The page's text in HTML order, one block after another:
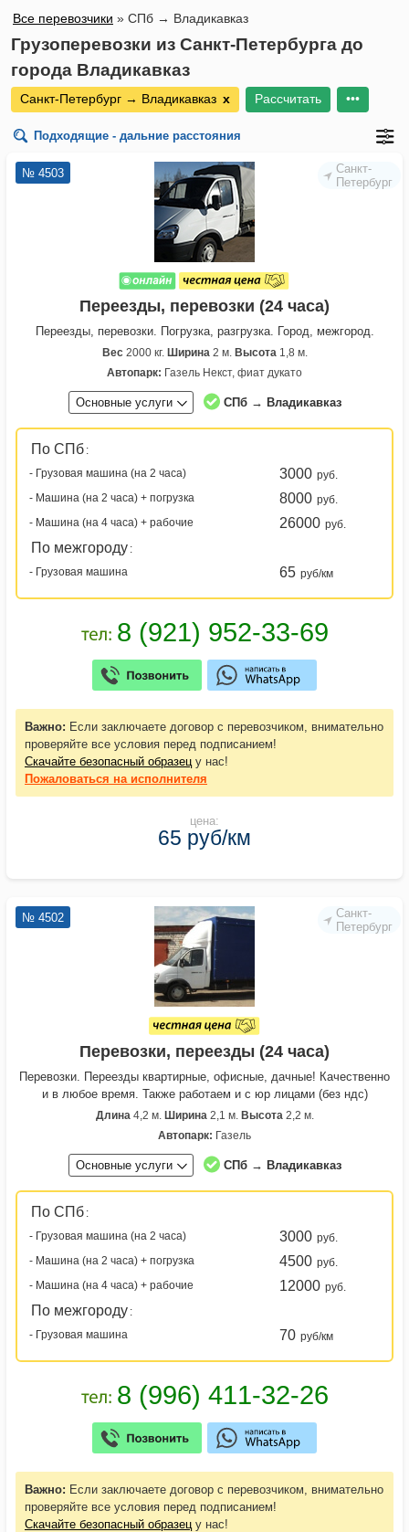
Все перевозчики » СПб → Владикавказ
Грузоперевозки из Санкт-Петербурга до
города Владикавказ
Санкт-Петербург → Владикавказ х Рассчитать •••
Подходящие - дальние расстояния
Санкт-
Петербург
№ 4503
Переезды, перевозки (24 часа)
Переезды, перевозки. Погрузка, разгрузка. Город, межгород.
Вес2000 кг. Ширина2 м. Высота1,8 м.
Автопарк: Газель Некст, фиат дукато
Основные услуги СПб → Владикавказ
По СПб :
- Грузовая машина (на 2 часа)
3000 руб.
- Машина (на 2 часа) + погрузка
8000 руб.
- Машина (на 4 часа) + рабочие
26000 руб.
По межгороду :
- Грузовая машина
65 руб/км
Важно: Если заключаете договор с перевозчиком, внимательно
проверяйте все условия перед подписанием!
Скачайте безопасный образецу нас!
Пожаловаться на исполнителя
цена:
65 руб/км
Санкт-
Петербург
№ 4502
Перевозки, переезды (24 часа)
Перевозки. Переезды квартирные, офисные, дачные! Качественно
и в любое время. Также работаем и с юр лицами (без ндс)
Длина 4,2 м. Ширина 2,1 м. Высота 2,2 м.
Автопарк: Газель
Основные услуги СПб → Владикавказ
По СПб :
- Грузовая машина (на 2 часа)
3000 руб.
- Машина (на 2 часа) + погрузка
4500 руб.
- Машина (на 4 часа) + рабочие
12000 руб.
По межгороду :
- Грузовая машина
70 руб/км
Важно: Если заключаете договор с перевозчиком, внимательно
проверяйте все условия перед подписанием!
Скачайте безопасный образец у нас!